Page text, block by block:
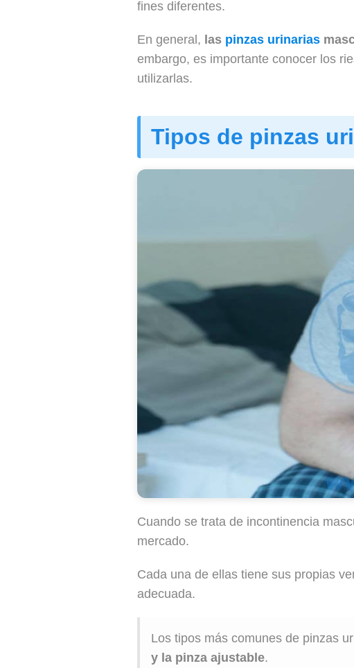
fines diferentes.
En general, las pinzas urinarias
embargo, es importante conocer los
utilizarlas.
Tipos de pinzas
Cuando se trata de incontinencia
mercado.
Cada una de ellas tiene sus propias
adecuada.
Los tipos más comunes de pinzas
y la pinza ajustable.